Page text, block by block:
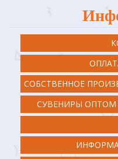
СОБСТВЕННОЕ
СУВЕНИРЫ